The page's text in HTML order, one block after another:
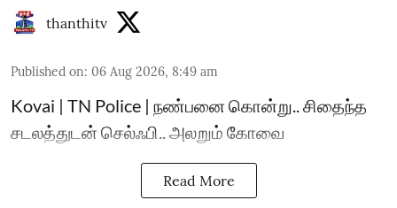
thanthitv
Published on: 06 Aug 2026, 8:49 am
Kovai | TN Police | நண்பனை கொன்று.. சிதைந்த
சடலத்துடன் செல்ஃபி.. அலறும் கோவை
Read More